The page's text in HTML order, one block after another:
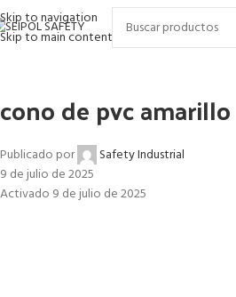
Skip to navigation
Skip to main content
cono de pvc amarillo
Publicado por
Safety Industrial
9 de julio de 2025
Activado 9 de julio de 2025